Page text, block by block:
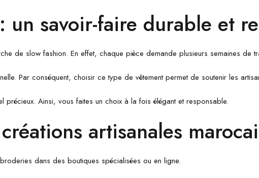
un savoir-faire durable et
de slow fashion. En effet, chaque pièce demande plusieurs semaines de
Par conséquent, choisir ce type de vêtement permet de soutenir les
Ainsi, vous faites un choix à la fois élégant et responsable.
artisanales
dans des boutiques spécialisées ou en ligne.